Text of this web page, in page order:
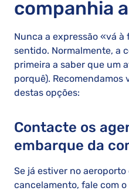
companhia
Nunca a expressão «vá
sentido. Normalmente, a
primeira a saber que um
porquê). Recomendamos
destas opções:
Contacte os
embarque da
Se já estiver no
cancelamento, fale com